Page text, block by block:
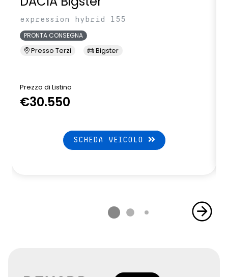
expression hybrid 155
PRONTA CONSEGNA
Presso Terzi Bigster
Prezzo di Listino
€30.550
SCHEDA VEICOLO